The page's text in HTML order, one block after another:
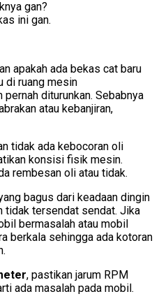
gan?
ini gan.
apakah ada bekas cat baru
di ruang mesin
diturunkan. Sebabnya
atau kebanjiran,
tidak ada kebocoran oli
konsisi fisik mesin.
rembesan oli atau tidak.
bagus dari keadaan dingin
tidak tersendat sendat. Jika
bermasalah atau mobil
berkala sehingga ada kotoran
, pastikan jarum RPM
ada masalah pada mobil.